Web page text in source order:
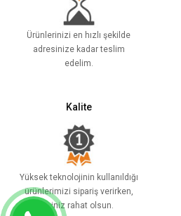
Ürünlerinizi en hızlı şekilde
adresinize kadar teslim
edelim.
Kalite
Yüksek teknolojinin kullanıldığı
ürünlerimizi sipariş verirken,
içiniz rahat olsun.